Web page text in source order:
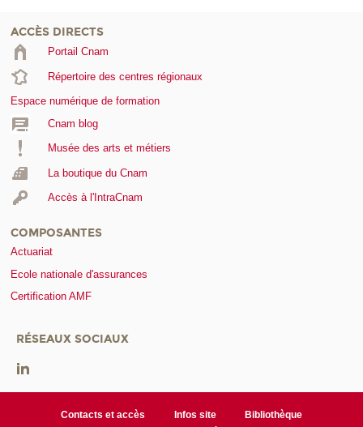
ACCÈS DIRECTS
Portail Cnam
Répertoire des centres régionaux
Espace numérique de formation
Cnam blog
Musée des arts et métiers
La boutique du Cnam
Accès à l'IntraCnam
COMPOSANTES
Actuariat
Ecole nationale d'assurances
Certification AMF
RÉSEAUX SOCIAUX
Contacts et accès Infos site
Bibliothèque